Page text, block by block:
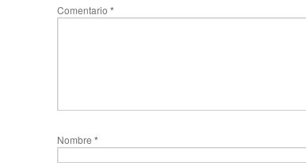
Comentario *
Nombre *